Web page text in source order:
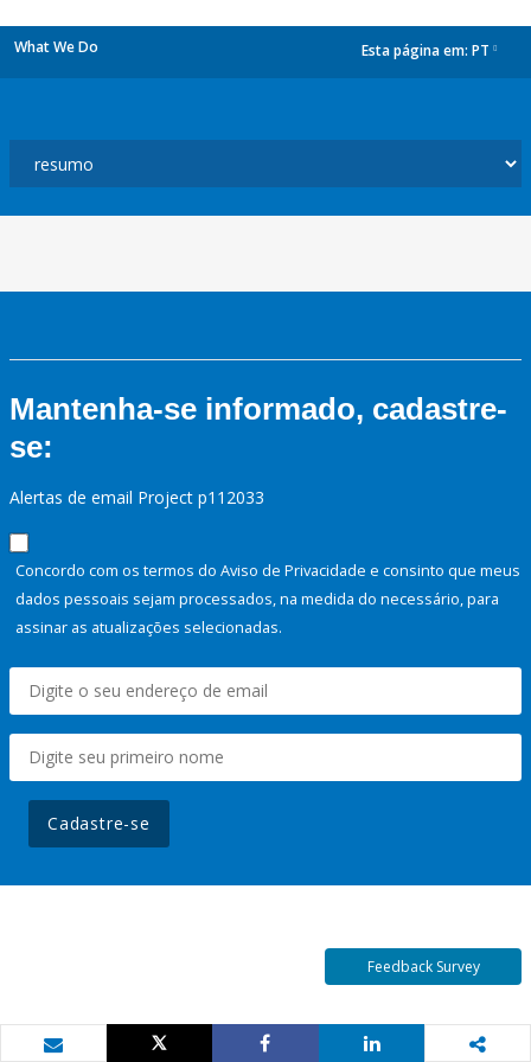
What We Do Esta página em: PT
Mantenha-se informado, cadastre-
se:
Alertas de email Project p112033
Concordo com os termos do Aviso de Privacidade e consinto que meus
dados pessoais sejam processados, na medida do necessário, para
assinar as atualizações selecionadas.
Cadastre-se
Feedback Survey